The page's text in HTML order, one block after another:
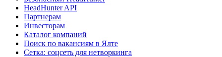
HeadHunter API
Партнерам
Инвесторам
Каталог компаний
Поиск по вакансиям в Ялте
Сетка: соцсеть для нетворкинга